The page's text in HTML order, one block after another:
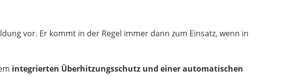
vor. Er kommt in der Regel immer dann zum Einsatz, wenn in
integrierten Überhitzungsschutz und einer automatischen